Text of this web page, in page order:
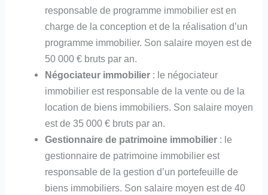
responsable de programme immobilier est en
charge de la conception et de la réalisation d’un
programme immobilier. Son salaire moyen est de
50 000 € bruts par an.
Négociateur immobilier: le négociateur
immobilier est responsable de la vente ou de la
location de biens immobiliers. Son salaire moyen
est de 35 000 € bruts par an.
Gestionnaire de patrimoine immobilier: le
gestionnaire de patrimoine immobilier est
responsable de la gestion d’un portefeuille de
biens immobiliers. Son salaire moyen est de 40